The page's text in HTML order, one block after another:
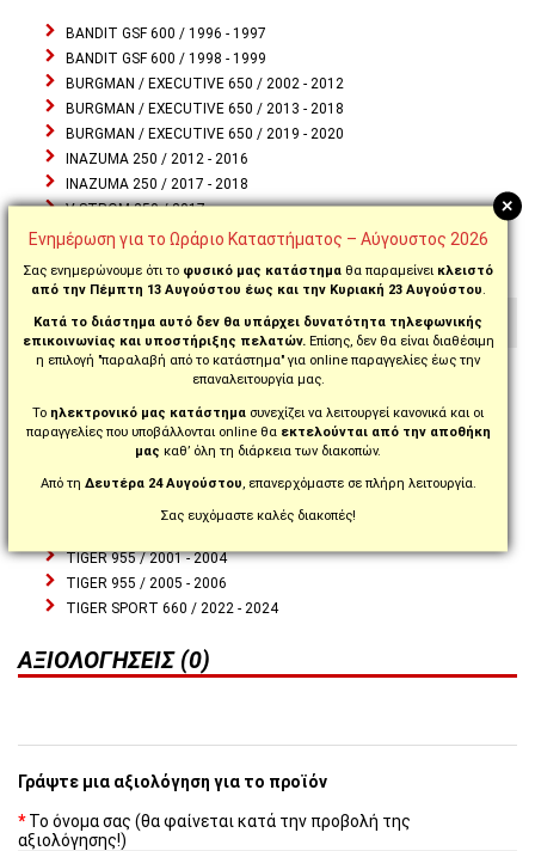
BANDIT GSF 600 / 1996 - 1997
BANDIT GSF 600 / 1998 - 1999
BURGMAN / EXECUTIVE 650 / 2002 - 2012
BURGMAN / EXECUTIVE 650 / 2013 - 2018
BURGMAN / EXECUTIVE 650 / 2019 - 2020
INAZUMA 250 / 2012 - 2016
INAZUMA 250 / 2017 - 2018
V-STROM 250 / 2017
V-STROM 250 / 2018 - 2020
TRIUMPH
STREET TRIPLE 675 / 2007 - 2010
STREET TRIPLE 675 / 2011 - 2012
STREET TRIPLE 675 / 2013 - 2016
TIGER 800 / 2011 - 2014
TIGER 800 / 2015 - 2017
TIGER 800 XC / 2011 - 2017
TIGER 955 / 2001 - 2004
TIGER 955 / 2005 - 2006
TIGER SPORT 660 / 2022 - 2024
ΑΞΙΟΛΟΓΉΣΕΙΣ (0)
Γράψτε μια αξιολόγηση για το προϊόν
Το όνομα σας (θα φαίνεται κατά την προβολή της
αξιολόγησης!)
+
Ενημέρωση για το Ωράριο Καταστήματος – Αύγουστος 2026
Σας ενημερώνουμε ότι το φυσικό μας κατάστημα θα παραμείνει κλειστό
από την Πέμπτη 13 Αυγούστου έως και την Κυριακή 23 Αυγούστου.
Κατά το διάστημα αυτό δεν θα υπάρχει δυνατότητα τηλεφωνικής
επικοινωνίας και υποστήριξης πελατών.Επίσης, δεν θα είναι διαθέσιμη
η επιλογή "παραλαβή από το κατάστημα" για online παραγγελίες έως την
επαναλειτουργία μας.
Το ηλεκτρονικό μας κατάστημα συνεχίζει να λειτουργεί κανονικά και οι
παραγγελίες που υποβάλλονται online θα εκτελούνται από την αποθήκη
μας καθ’ όλη τη διάρκεια των διακοπών.
Από τη Δευτέρα 24 Αυγούστου, επανερχόμαστε σε πλήρη λειτουργία.
Σας ευχόμαστε καλές διακοπές!